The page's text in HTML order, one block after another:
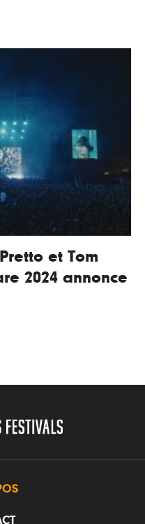
et Tom
2024 annonce